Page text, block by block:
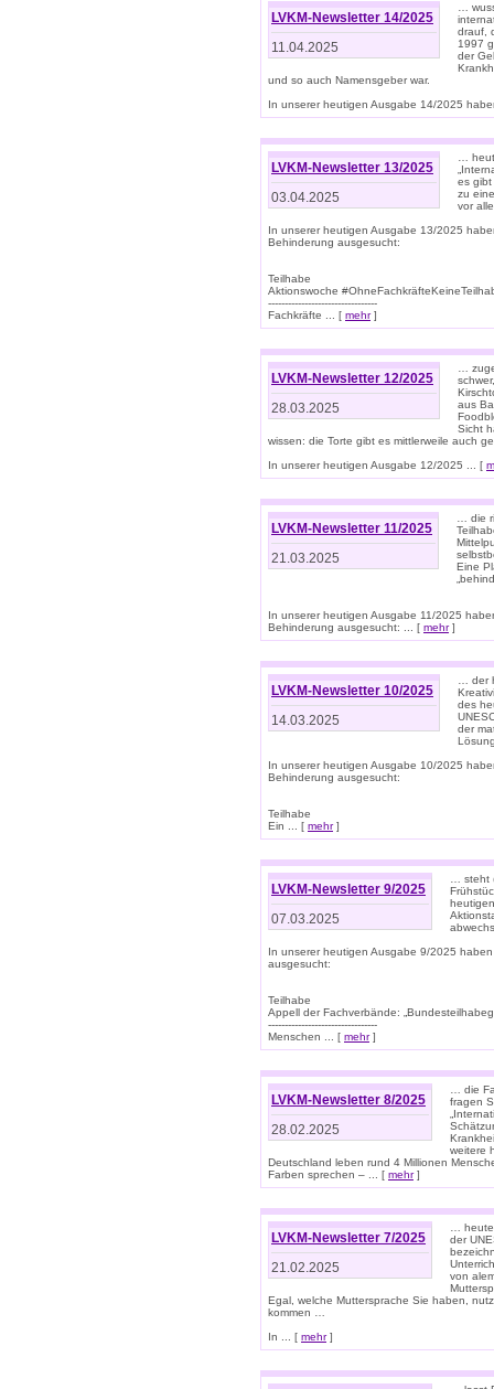
LVKM-Newsletter 14/2025
11.04.2025
…
drauf,
1997
der
und so auch Namensgeber war.
In unserer heutigen Ausgabe 14/2025
LVKM-Newsletter 13/2025
03.04.2025
…
es gibt
zu
vor
In unserer heutigen Ausgabe 13/2025
Behinderung ausgesucht:
Teilhabe
Aktionswoche
---------------------------------
Fachkräfte ... [ mehr]
LVKM-Newsletter 12/2025
28.03.2025
…
aus
Sicht
wissen: die Torte gibt es mittlerweile auch
In unserer heutigen Ausgabe 12/2025 ... [
LVKM-Newsletter 11/2025
21.03.2025
… die
Eine
In unserer heutigen Ausgabe 11/2025
Behinderung ausgesucht: ... [ mehr]
LVKM-Newsletter 10/2025
14.03.2025
… der
des
der
In unserer heutigen Ausgabe 10/2025
Behinderung ausgesucht:
Teilhabe
Ein ... [ mehr]
LVKM-Newsletter 9/2025
07.03.2025
… steht
In unserer heutigen Ausgabe 9/2025
ausgesucht:
Teilhabe
Appell der Fachverbände:
---------------------------------
Menschen ... [ mehr]
LVKM-Newsletter 8/2025
28.02.2025
… die
fragen
weitere
Deutschland leben rund 4 Millionen
Farben sprechen – ... [ mehr]
LVKM-Newsletter 7/2025
21.02.2025
…
der
von
Egal, welche Muttersprache Sie haben,
kommen …
In ... [ mehr]